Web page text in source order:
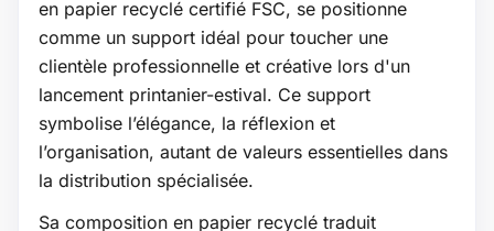
en papier recyclé certifié FSC, se positionne
comme un support idéal pour toucher une
clientèle professionnelle et créative lors d'un
lancement printanier-estival. Ce support
symbolise l’élégance, la réflexion et
l’organisation, autant de valeurs essentielles dans
la distribution spécialisée.
Sa composition en papier recyclé traduit